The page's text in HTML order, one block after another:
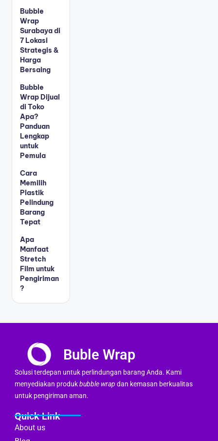
Bubble
Wrap
Surabaya di
7 Lokasi
Strategis &
Harga
Bersaing
Bubble
Wrap Dijual
di Toko
Apa?
Panduan
Lengkap
untuk
Pemula
Cara
Memilih
Plastik
Pelindung
Barang
Tepat
Apa
Manfaat
Stretch
Film untuk
Pengiriman
?
Buble Wrap
Solusi terdepan untuk perlindungan barang Anda. Kami
menyediakan produkbubble wrap dan kemasan berkualitas
untuk pengiriman aman.
Quick Link
About us